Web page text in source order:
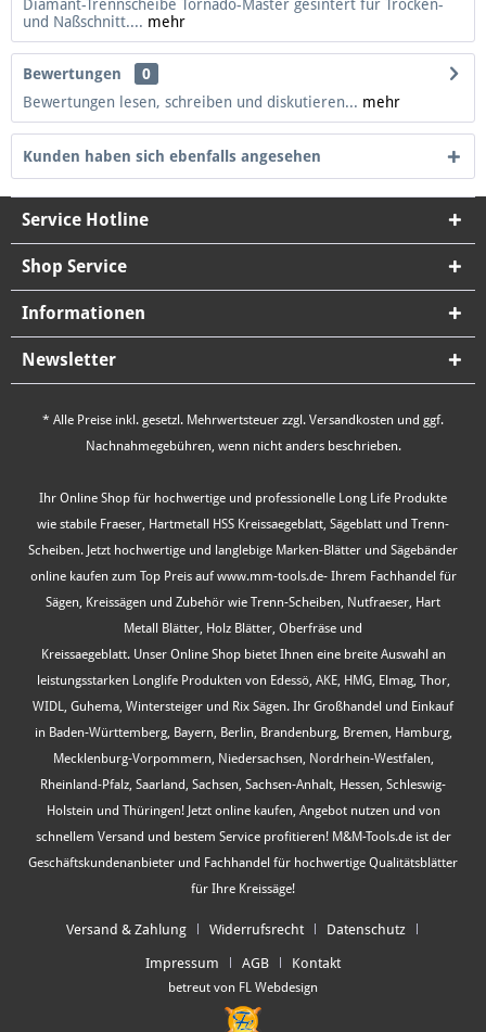
Diamant-Trennscheibe Tornado-Master gesintert für Trocken-
und Naßschnitt.... mehr
Bewertungen
0
Bewertungen lesen, schreiben und diskutieren... mehr
Kunden haben sich ebenfalls angesehen
Service Hotline
Shop Service
Informationen
Newsletter
* Alle Preise inkl. gesetzl. Mehrwertsteuer zzgl. Versandkosten und ggf.
Nachnahmegebühren, wenn nicht anders beschrieben.
Ihr Online Shop für hochwertige und professionelle Long Life Produkte
wie stabile Fraeser, Hartmetall HSS Kreissaegeblatt, Sägeblatt und Trenn-
Scheiben. Jetzt hochwertige und langlebige Marken-Blätter und Sägebänder
online kaufen zum Top Preis auf www.mm-tools.de- Ihrem Fachhandel für
Sägen, Kreissägen und Zubehör wie Trenn-Scheiben, Nutfraeser, Hart
Metall Blätter, Holz Blätter, Oberfräse und
Kreissaegeblatt. Unser Online Shop bietet Ihnen eine breite Auswahl an
leistungsstarken Longlife Produkten von Edessö, AKE, HMG, Elmag, Thor,
WIDL, Guhema, Wintersteiger und Rix Sägen. Ihr Großhandel und Einkauf
in Baden-Württemberg, Bayern, Berlin, Brandenburg, Bremen, Hamburg,
Mecklenburg-Vorpommern, Niedersachsen, Nordrhein-Westfalen,
Rheinland-Pfalz, Saarland, Sachsen, Sachsen-Anhalt, Hessen, Schleswig-
Holstein und Thüringen! Jetzt online kaufen, Angebot nutzen und von
schnellem Versand und bestem Service profitieren! M&M-Tools.de ist der
Geschäftskundenanbieter und Fachhandel für hochwertige Qualitätsblätter
für Ihre Kreissäge!
Versand & Zahlung Widerrufsrecht Datenschutz
Impressum AGB Kontakt
betreut von FL Webdesign